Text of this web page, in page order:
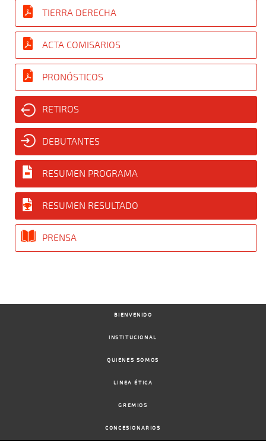
TIERRA DERECHA
ACTA COMISARIOS
PRONÓSTICOS
RETIROS
DEBUTANTES
RESUMEN PROGRAMA
RESUMEN RESULTADO
PRENSA
BIENVENIDO
INSTITUCIONAL
QUIENES SOMOS
LINEA ÉTICA
GREMIOS
CONCESIONARIOS